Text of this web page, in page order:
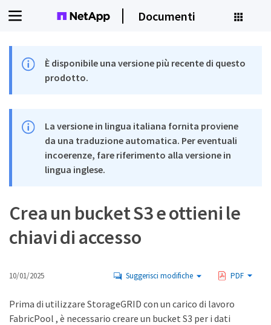
Documenti
È disponibile una versione più recente di questo
prodotto.
La versione in lingua italiana fornita proviene
da una traduzione automatica. Per eventuali
incoerenze, fare riferimento alla versione in
lingua inglese.
Crea un bucket S3 e ottieni le
chiavi di accesso
10/01/2025 Suggerisci modifiche PDF
Prima di utilizzare StorageGRID con un carico di lavoro
FabricPool , è necessario creare un bucket S3 per i dati